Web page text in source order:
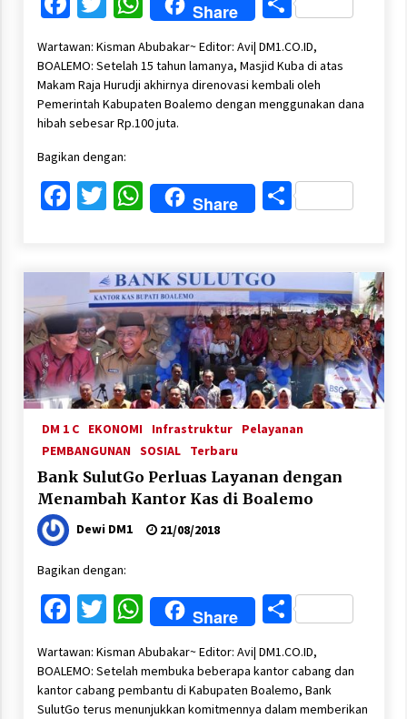
Share
Wartawan: Kisman Abubakar~ Editor: Avi| DM1.CO.ID,
BOALEMO: Setelah 15 tahun lamanya, Masjid Kuba di atas
Makam Raja Hurudji akhirnya direnovasi kembali oleh
Pemerintah Kabupaten Boalemo dengan menggunakan dana
hibah sebesar Rp.100 juta.
Bagikan dengan:
Facebook
Twitter
WhatsApp
Share Share
DM 1 C EKONOMI Infrastruktur
Pelayanan
PEMBANGUNAN SOSIAL Terbaru
Bank SulutGo Perluas Layanan dengan
Menambah Kantor Kas di Boalemo
Dewi DM1 21/08/2018
Bagikan dengan:
Facebook
Twitter
WhatsApp
Share Share
Wartawan: Kisman Abubakar~ Editor: Avi| DM1.CO.ID,
BOALEMO: Setelah membuka beberapa kantor cabang dan
kantor cabang pembantu di Kabupaten Boalemo, Bank
SulutGo terus menunjukkan komitmennya dalam memberikan